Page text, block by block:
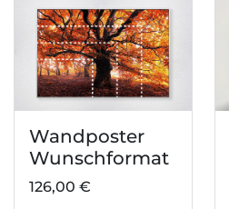
Wandposter
Wunschformat
126,00 €